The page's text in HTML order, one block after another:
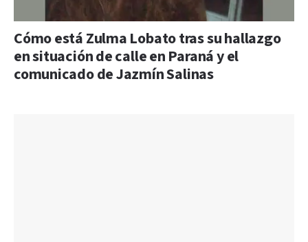
Cómo está Zulma Lobato tras su hallazgo
en situación de calle en Paraná y el
comunicado de Jazmín Salinas